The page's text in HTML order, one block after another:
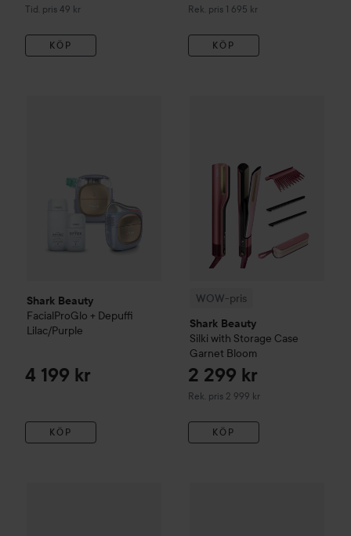
Tid. pris 49 kr
Tidigare pris 49 kr
KÖP
Rek. pris 1 695 kr
Rekommenderat pris 1 695 kr
KÖP
Shark Beauty
FacialProGlo + Depuffi
Lilac/Purple
4 199 kr
KÖP
WOW-pris
Shark Beauty
Silki with Storage Case
Garnet Bloom
2 299 kr
Rek. pris 2 999 kr
Rekommenderat pris 2 999 kr
KÖP